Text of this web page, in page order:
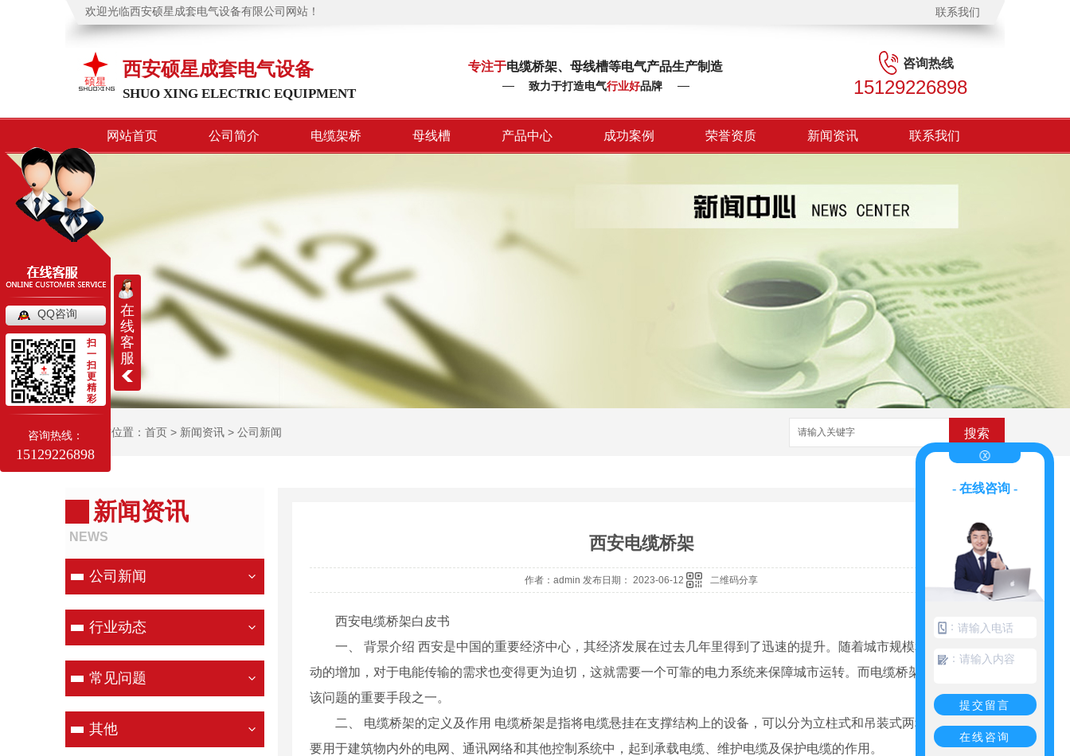
欢迎光临西安硕星成套电气设备有限公司网站！ 联系我们
西安硕星成套电气设备
SHUO XING ELECTRIC EQUIPMENT
专注于电缆桥架、母线槽等电气产品生产制造
致力于打造电气行业好品牌
咨询热线
15129226898
网站首页 公司简介 电缆架桥 母线槽 产品中心 成功案例 荣誉资质 新闻资讯 联系我们
当前位置： 首页 > 新闻资讯 > 公司新闻 搜索
新闻资讯
NEWS
公司新闻
行业动态
常见问题
其他
西安电缆桥架
作者：admin 发布日期： 2023-06-12 二维码分享
西安电缆桥架白皮书
一、 背景介绍 西安是中国的重要经济中心，其经济发展在过去几年里得到了迅速的提升。随着城市规模和经济活
动的增加，对于电能传输的需求也变得更为迫切，这就需要一个可靠的电力系统来保障城市运转。而电缆桥架正是解决
该问题的重要手段之一。
二、 电缆桥架的定义及作用 电缆桥架是指将电缆悬挂在支撑结构上的设备，可以分为立柱式和吊装式两种。它主
要用于建筑物内外的电网、通讯网络和其他控制系统中，起到承载电缆、维护电缆及保护电缆的作用。
在
线
客
服
QQ咨询
扫
一
扫
更
精
彩
咨询热线：
15129226898
- 在线咨询 -
：
：
提交留言
在线咨询